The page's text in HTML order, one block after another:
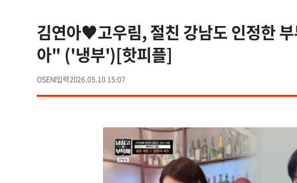
김연아♥고우림, 절친 강남도 인정한
아" ('냉부')[핫피플]
OSEN 2026.05.10 15:07